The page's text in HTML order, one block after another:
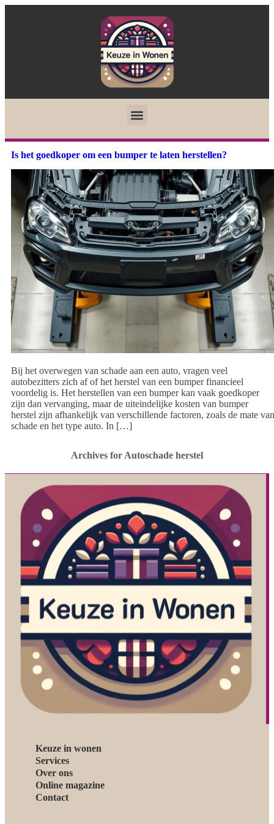
Is het goedkoper om een bumper te laten herstellen?
Bij het overwegen van schade aan een auto, vragen veel
autobezitters zich af of het herstel van een bumper financieel
voordelig is. Het herstellen van een bumper kan vaak goedkoper
zijn dan vervanging, maar de uiteindelijke kosten van bumper
herstel zijn afhankelijk van verschillende factoren, zoals de mate van
schade en het type auto. In […]
Archives for Autoschade herstel
Keuze in wonen
Services
Over ons
Online magazine
Contact